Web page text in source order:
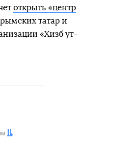
открыть «центр
татар и
«Хизб ут-